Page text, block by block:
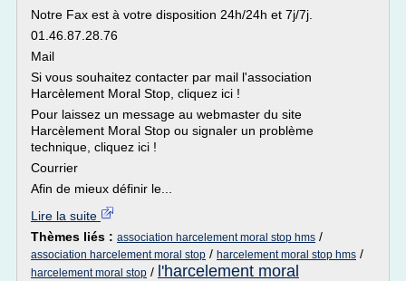
Notre Fax est à votre disposition 24h/24h et 7j/7j.
01.46.87.28.76
Mail
Si vous souhaitez contacter par mail l'association
Harcèlement Moral Stop, cliquez ici !
Pour laissez un message au webmaster du site
Harcèlement Moral Stop ou signaler un problème
technique, cliquez ici !
Courrier
Afin de mieux définir le...
Lire la suite
Thèmes liés : association harcelement moral stop hms /
association harcelement moral stop / harcelement moral stop hms /
harcelement moral stop / l'harcelement moral